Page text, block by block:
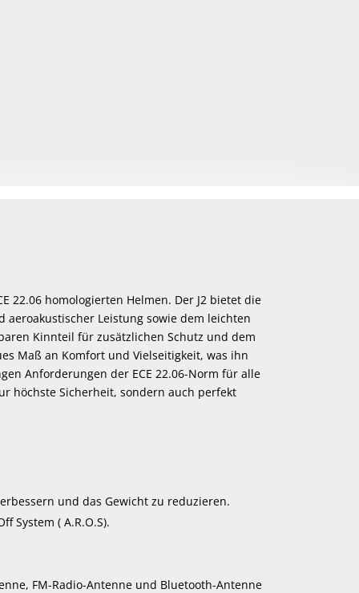
22.06 homologierten Helmen. Der J2 bietet die
Leistung sowie dem leichten
Kinnteil für zusätzlichen Schutz und dem
Maß an Komfort und Vielseitigkeit, was ihn
Anforderungen der ECE 22.06-Norm für alle
höchste Sicherheit, sondern auch perfekt
und das Gewicht zu reduzieren.
System ( A.R.O.S).
FM-Radio-Antenne und Bluetooth-Antenne